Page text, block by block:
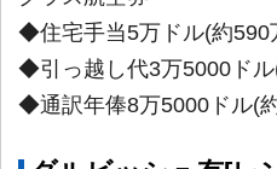
◆住宅手当5万ドル(約590
◆引っ越し代3万5000ド
◆通訳年俸8万5000ドル(